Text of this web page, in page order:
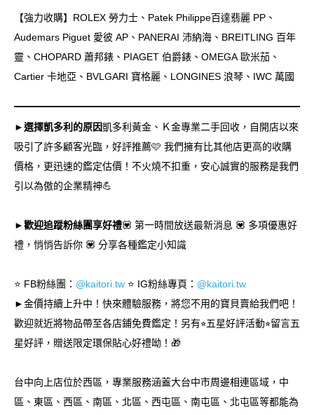
【強力收購】ROLEX 勞力士、Patek Philippe百達翡麗 PP、
Audemars Piguet 愛彼 AP、PANERAI 沛納海、BREITLING 百年
靈、CHOPARD 蕭邦錶、PIAGET 伯爵錶、OMEGA 歐米茄、
Cartier 卡地亞、BVLGARI 寶格麗、LONGINES 浪琴、IWC 萬國
►選擇凱多利的原因凱多利黃金、Ｋ金專業二手回收，自開店以來
吸引了許多顧客光臨，好評推薦🩷 我們擁有比其他店更高的收購
價格，更迅速的鑑定估價！不火燒不扣重，安心誠實的服務是我們
引以為傲的企業精神💪
►歡迎追蹤粉絲團享好禮💟 第一時間放送最新消息 💟 多項優惠好
禮，悄悄告訴你 💟 分享各種鑑定小知識
⭐️ FB粉絲團： @kaitori.tw ⭐️ IG粉絲專頁： @kaitori.tw
►金價持續上升中！快來體驗服務，將您不用的寶貝賣給我們吧！
歡迎就近將物品帶至各店鋪免費鑑定！另有⭐︎五星好評活動⭐︎留言五
星好評，贈送限定環保貼心好禮呦！🎁
台中向上店位於西區，專業服務涵蓋大台中市周邊相連區域，中
區、東區、西區、南區、北區、西屯區、南屯區、北屯區等都能為